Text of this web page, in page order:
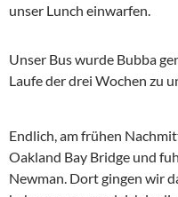
unser Lunch einwarfen.
Unser Bus wurde Bubba
Laufe der drei Wochen zu
Endlich, am frühen
Oakland Bay Bridge und
Newman. Dort gingen wir